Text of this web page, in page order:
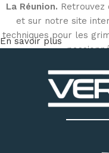
La Réunion. Retrouvez
et sur notre site
techniques pour les
Découvrez notre
chaussons
descendeurs,
techniques et
modèles de
En savoir plus